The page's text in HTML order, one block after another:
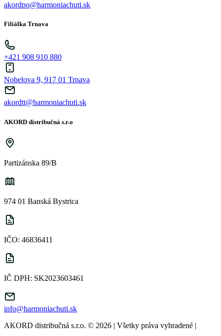
akordpo@harmoniachuti.sk
Filiálka Trnava
+421 908 910 880
Nobelova 9, 917 01 Trnava
akordtt@harmoniachuti.sk
AKORD distribučná s.r.o
Partizánska 89/B
974 01 Banská Bystrica
IČO: 46836411
IČ DPH: SK2023603461
info@harmoniachuti.sk
AKORD distribučná s.r.o. © 2026 | Všetky práva vyhradené |